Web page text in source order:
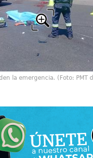
la emergencia. (Foto: PMT